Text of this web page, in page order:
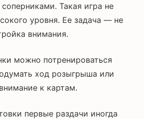
Такая игра не
уровня. Ее задача — не
внимания.
можно потренироваться
ход розыгрыша или
к картам.
первые раздачи иногда